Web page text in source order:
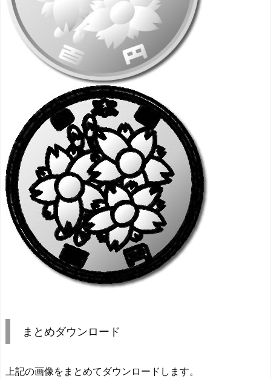
まとめダウンロード
上記の画像をまとめてダウンロードします。